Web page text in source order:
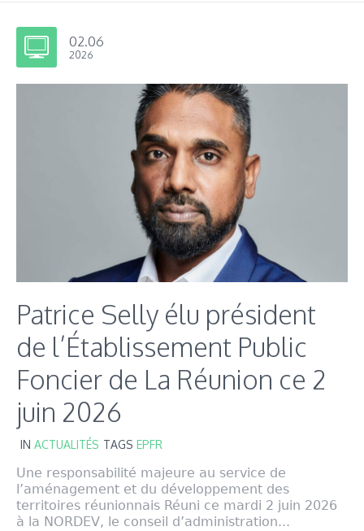
02.06
2026
Patrice Selly élu président
de l’Établissement Public
Foncier de La Réunion ce 2
juin 2026
IN ACTUALITÉS TAGS EPFR
Une responsabilité majeure au service de
l’aménagement et du développement des
territoires réunionnais Réuni ce mardi 2 juin 2026
à la NORDEV, le conseil d’administration...